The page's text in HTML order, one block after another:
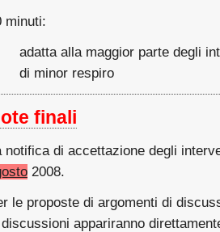
minuti:
adatta alla maggior parte degli
di minor respiro
finali
notifica di accettazione degli
2008.
le proposte di argomenti di
appariranno